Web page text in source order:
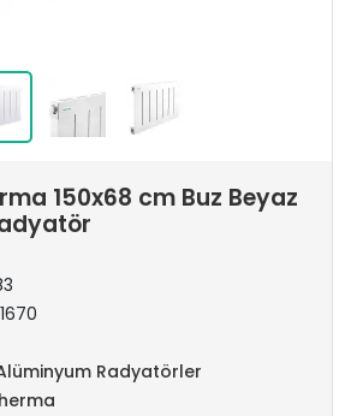
150x68 cm Buz Beyaz
Radyatörler